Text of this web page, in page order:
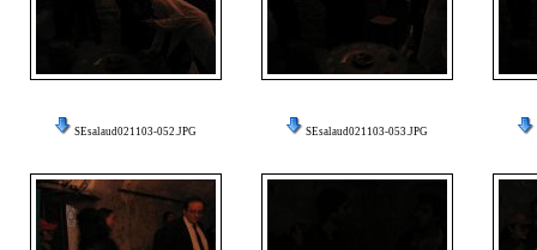
SEsalaud021103-052.JPG SEsalaud021103-053.JPG